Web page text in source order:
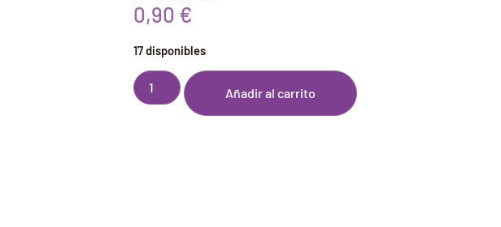
0,90 €
17 disponibles
Añadir al carrito